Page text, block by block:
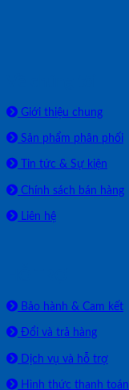
Giới thiệu chung
Sản phẩm phân phối
Tin tức & Sự kiện
Chính sách bán hàng
Liên hệ
Bảo hành & Cam kết
Đổi và trả hàng
Dịch vụ và hỗ trợ
Hình thức thanh toán